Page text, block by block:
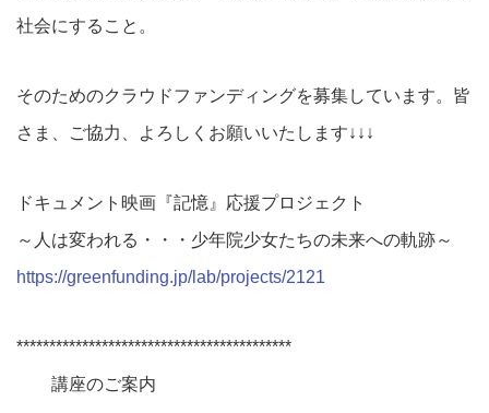
社会にすること。
そのためのクラウドファンディングを募集しています。皆
さま、ご協力、よろしくお願いいたします↓↓↓
ドキュメント映画『記憶』応援プロジェクト
～人は変われる・・・少年院少女たちの未来への軌跡～
https://greenfunding.jp/lab/projects/2121
******************************************
講座のご案内